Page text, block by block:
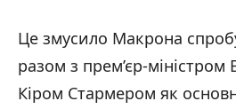
Це змусило Макрона
разом з прем’єр-міністром
Кіром Стармером як